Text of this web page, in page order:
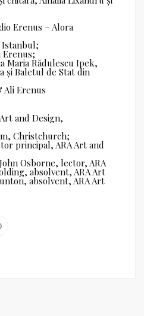
Erenus – Alora
Istanbul;
Erenus;
Maria Rădulescu Ipek,
și Baletul de Stat din
Ali Erenus
and Design,
Christchurch;
principal, ARA Art and
Osborne, lector, ARA
absolvent, ARA Art
absolvent, ARA Art